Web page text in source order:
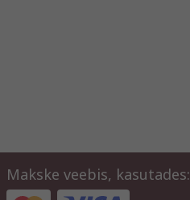
Makske veebis, kasutades: